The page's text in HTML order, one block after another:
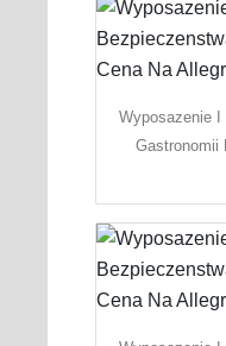
Wyposazenie
Gastronomii